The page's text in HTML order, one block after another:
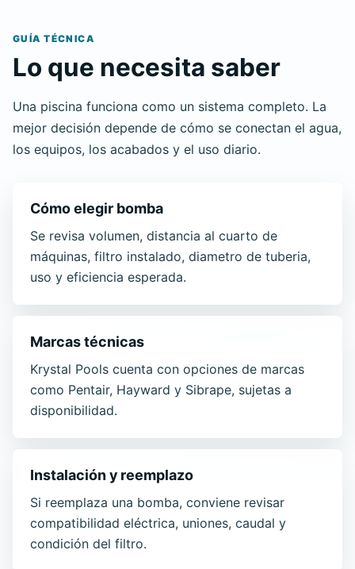
GUÍA TÉCNICA
Lo que necesita saber
Una piscina funciona como un sistema completo. La
mejor decisión depende de cómo se conectan el agua,
los equipos, los acabados y el uso diario.
Cómo elegir bomba
Se revisa volumen, distancia al cuarto de
máquinas, filtro instalado, diametro de tuberia,
uso y eficiencia esperada.
Marcas técnicas
Krystal Pools cuenta con opciones de marcas
como Pentair, Hayward y Sibrape, sujetas a
disponibilidad.
Instalación y reemplazo
Si reemplaza una bomba, conviene revisar
compatibilidad eléctrica, uniones, caudal y
condición del filtro.